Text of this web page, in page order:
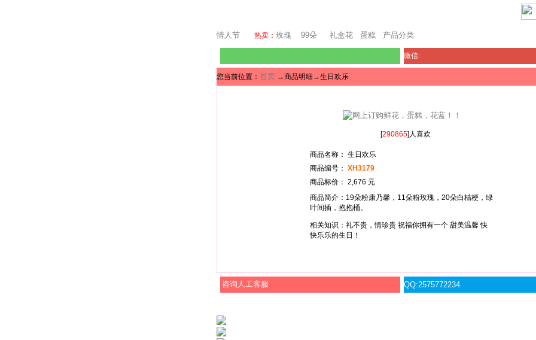
情人节 热卖： 玫瑰 99朵 礼盒花 蛋糕 产品分类
微信:
您当前位置： 首页 →商品明细→生日欢乐
[290865]人喜欢
商品名称： 生日欢乐
商品编号： XH3179
商品标价： 2,676 元
商品简介：19朵粉康乃馨，11朵粉玫瑰，20朵白桔梗，绿
叶间插，抱抱桶。
相关知识：礼不贵，情珍贵 祝福你拥有一个 甜美温馨 快
快乐乐的生日！
咨询人工客服 QQ:2575772234